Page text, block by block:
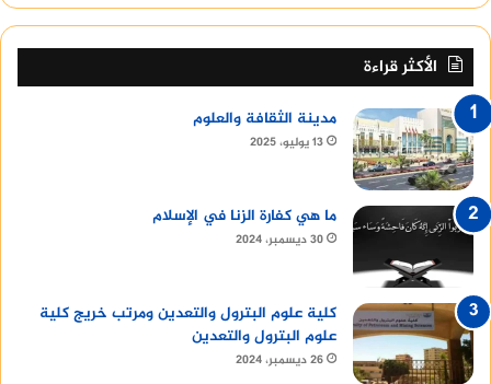
الأكثر قراءة
مدينة الثقافة والعلوم
13 يوليو، 2025
ما هي كفارة الزنا في الإسلام
30 ديسمبر، 2024
كلية علوم البترول والتعدين ومرتب خريج كلية
علوم البترول والتعدين
26 ديسمبر، 2024